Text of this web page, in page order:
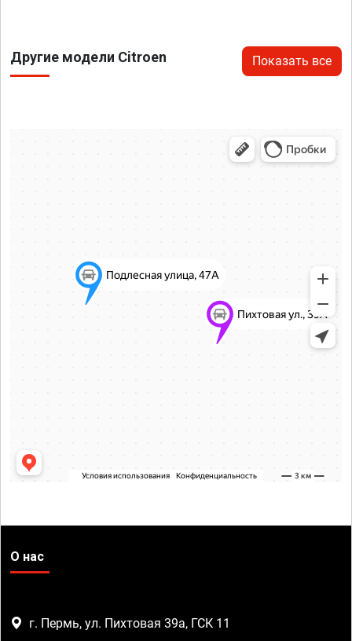
Другие модели Citroen Показать все
О нас
г. Пермь, ул. Пихтовая 39а, ГСК 11